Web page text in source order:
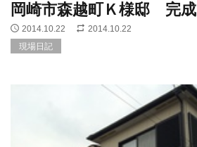
岡崎市森越町Ｋ様邸 完成
2014.10.22
2014.10.22
現場日記